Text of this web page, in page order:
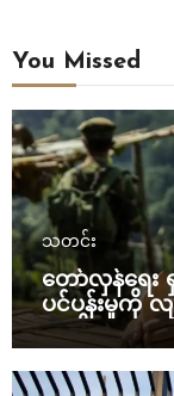
You Missed
သတင်း
တော်လှန်ရေ
ပင်ပန်းမှုကို
သတိပေး